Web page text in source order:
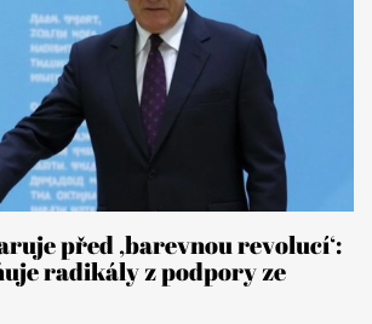
před ‚barevnou revolucí‘:
radikály z podpory ze